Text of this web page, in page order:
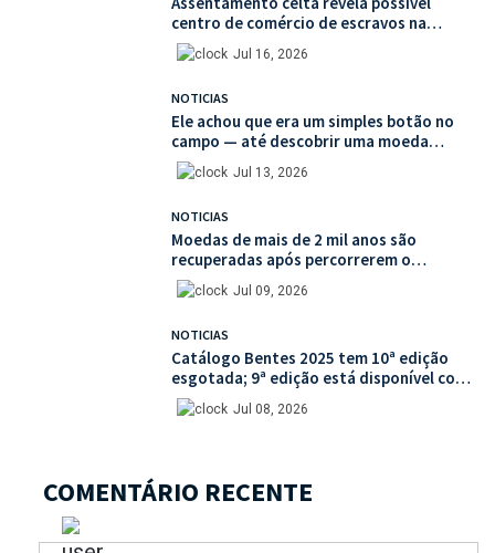
centro de comércio de escravos na
França
Jul 16, 2026
NOTICIAS
Ele achou que era um simples botão no
campo — até descobrir uma moeda
medieval de valor histórico incalculável
Jul 13, 2026
NOTICIAS
Moedas de mais de 2 mil anos são
recuperadas após percorrerem o
mercado ilegal de antiguidades
Jul 09, 2026
NOTICIAS
Catálogo Bentes 2025 tem 10ª edição
esgotada; 9ª edição está disponível com
mais de 30% de desconto na unidade
Jul 08, 2026
COMENTÁRIO RECENTE